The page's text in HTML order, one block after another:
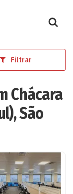
Filtrar
Chácara
São